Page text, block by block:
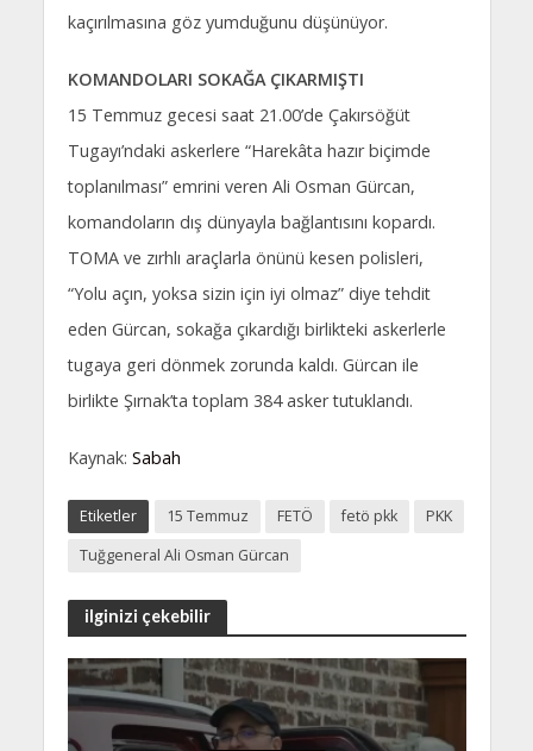
kaçırılmasına göz yumduğunu düşünüyor.
KOMANDOLARI SOKAĞA ÇIKARMIŞTI
15 Temmuz gecesi saat 21.00’de Çakırsöğüt
Tugayı’ndaki askerlere “Harekâta hazır biçimde
toplanılması” emrini veren Ali Osman Gürcan,
komandoların dış dünyayla bağlantısını kopardı.
TOMA ve zırhlı araçlarla önünü kesen polisleri,
“Yolu açın, yoksa sizin için iyi olmaz” diye tehdit
eden Gürcan, sokağa çıkardığı birlikteki askerlerle
tugaya geri dönmek zorunda kaldı. Gürcan ile
birlikte Şırnak’ta toplam 384 asker tutuklandı.
Kaynak: Sabah
Etiketler 15 Temmuz FETÖ fetö pkk
PKK
Tuğgeneral Ali Osman Gürcan
ilginizi çekebilir